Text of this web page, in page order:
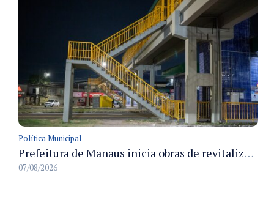
Política Municipal
Prefeitura de Manaus inicia obras de revitalização na passarela Max Teixeira para ampliar segurança e mobilidade urbana
07/08/2026